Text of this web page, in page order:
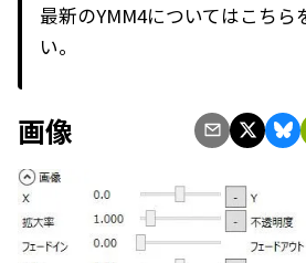
最新のYMM4についてはこちら
い。
画像